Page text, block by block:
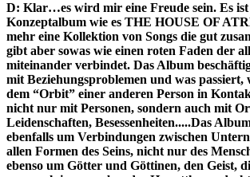
D: Klar…es wird mir eine Freude sein. Es ist
Konzeptalbum wie es THE HOUSE OF
mehr eine Kollektion von Songs die gut
gibt aber sowas wie einen roten Faden der
miteinander verbindet. Das Album
mit Beziehungsproblemen und was passiert,
dem “Orbit” einer anderen Person in
nicht nur mit Personen, sondern auch mit
Leidenschaften, Besessenheiten.....Das
ebenfalls um Verbindungen zwischen
allen Formen des Seins, nicht nur des
ebenso um Götter und Göttinen, den Geist,